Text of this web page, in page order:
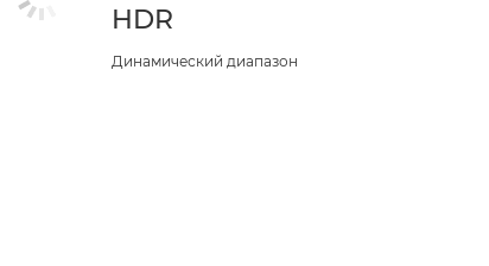
HDR
Динамический диапазон